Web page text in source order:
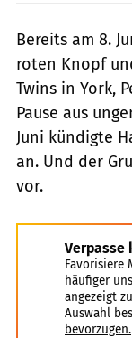
Bereits am 8.
roten Knopf
Twins in York,
Pause aus
Juni kündigte
an. Und der
vor.
Verpasse
Favorisiere
häufiger
angezeigt
Auswahl
bevorzugen.